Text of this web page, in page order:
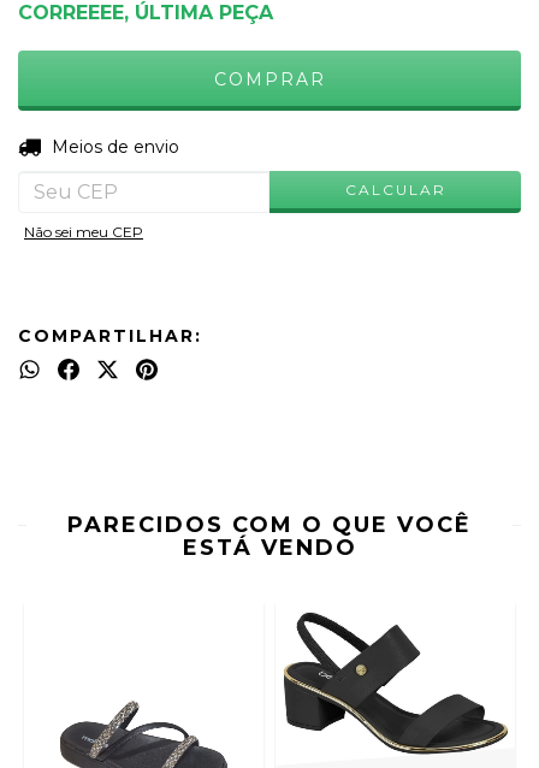
CORREEEE, ÚLTIMA PEÇA
Entregas para o CEP:
Meios de envio
CALCULAR
Não sei meu CEP
COMPARTILHAR:
PARECIDOS COM O QUE VOCÊ
ESTÁ VENDO